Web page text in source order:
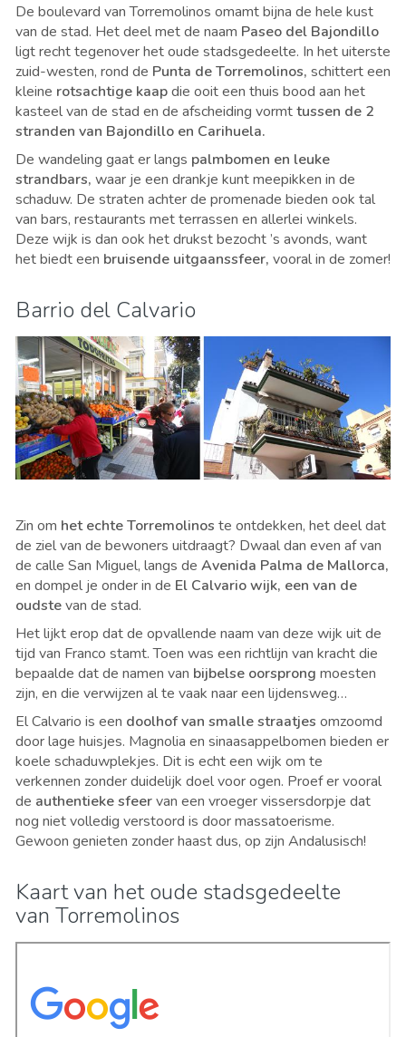
De boulevard van Torremolinos omamt bijna de hele kust
van de stad. Het deel met de naam Paseo del Bajondillo
ligt recht tegenover het oude stadsgedeelte. In het uiterste
zuid-westen, rond de Punta de Torremolinos, schittert een
kleine rotsachtige kaapdie ooit een thuis bood aan het
kasteel van de stad en de afscheiding vormttussen de 2
stranden van Bajondillo en Carihuela.
De wandeling gaat er langs palmbomen en leuke
strandbars, waar je een drankje kunt meepikken in de
schaduw. De straten achter de promenade bieden ook tal
van bars, restaurants met terrassen en allerlei winkels.
Deze wijk is dan ook het drukst bezocht ’s avonds, want
het biedt een bruisende uitgaanssfeer, vooral in de zomer!
Barrio del Calvario
Zin om het echte Torremolinos te ontdekken, het deel dat
de ziel van de bewoners uitdraagt? Dwaal dan even af van
de calle San Miguel, langs de Avenida Palma de Mallorca,
en dompel je onder in de El Calvario wijk, een van de
oudstevan de stad.
Het lijkt erop dat de opvallende naam van deze wijk uit de
tijd van Franco stamt. Toen was een richtlijn van kracht die
bepaalde dat de namen van bijbelse oorsprong moesten
zijn, en die verwijzen al te vaak naar een lijdensweg…
El Calvario is een doolhof van smalle straatjes omzoomd
door lage huisjes. Magnolia en sinaasappelbomen bieden er
koele schaduwplekjes. Dit is echt een wijk om te
verkennen zonder duidelijk doel voor ogen. Proef er vooral
de authentieke sfeervan een vroeger vissersdorpje dat
nog niet volledig verstoord is door massatoerisme.
Gewoon genieten zonder haast dus, op zijn Andalusisch!
Kaart van het oude stadsgedeelte
van Torremolinos